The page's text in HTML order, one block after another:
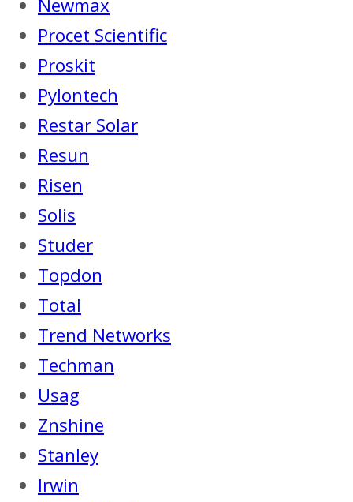
Newmax
Procet Scientific
Proskit
Pylontech
Restar Solar
Resun
Risen
Solis
Studer
Topdon
Total
Trend Networks
Techman
Usag
Znshine
Stanley
Irwin